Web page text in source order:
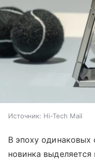
Источник: Hi-Tech Mail
В эпоху одинаковых
новинка